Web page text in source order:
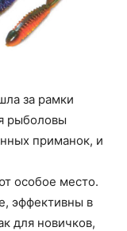
за рамки
рыболовы
приманок, и
особое место.
эффективны в
для новичков,